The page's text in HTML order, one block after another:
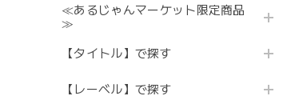
≪あるじゃんマーケット限定商品
≫
【タイトル】で探す
【レーベル】で探す